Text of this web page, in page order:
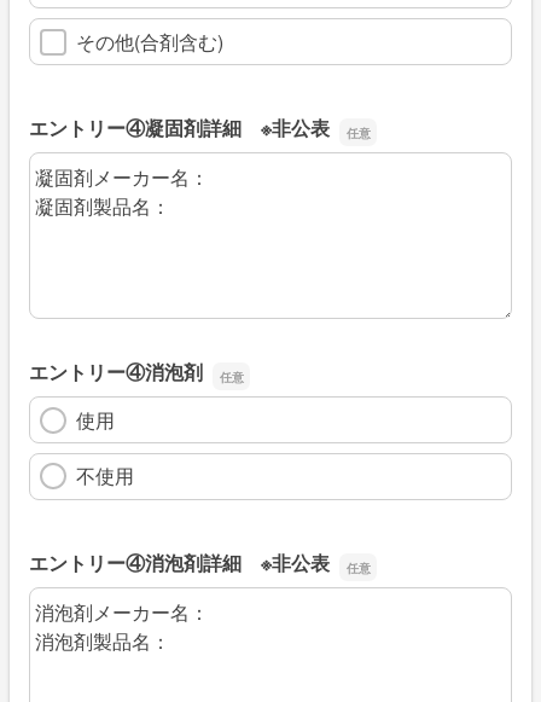
その他(合剤含む)
エントリー④凝固剤詳細 ※非公表
エントリー④凝固剤詳細 ※非公表
エントリー④消泡剤
使用
不使用
エントリー④消泡剤詳細 ※非公表
エントリー④消泡剤詳細 ※非公表